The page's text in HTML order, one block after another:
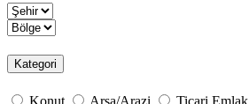
Kategori